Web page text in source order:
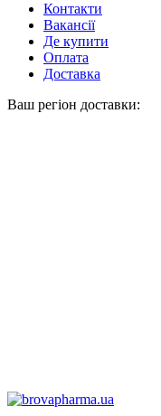
Контакти
Вакансії
Де купити
Оплата
Доставка
Ваш регіон доставки: